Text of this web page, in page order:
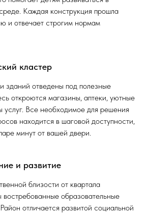
Каждая конструкция прошла
и отвечает строгим нормам
кластер
зданий отведены под полезные
откроются магазины, аптеки, уютные
услуг. Все необходимое для решения
находится в шаговой доступности,
минут от вашей двери.
и развитие
близости от квартала
образовательные
отличается развитой социальной